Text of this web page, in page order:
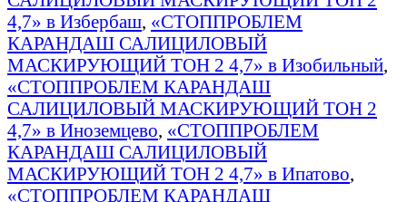
4,7» в Избербаш, «СТОППРОБЛЕМ
КАРАНДАШ САЛИЦИЛОВЫЙ
МАСКИРУЮЩИЙ ТОН 2 4,7» в Изобильный,
«СТОППРОБЛЕМ КАРАНДАШ
САЛИЦИЛОВЫЙ МАСКИРУЮЩИЙ ТОН 2
4,7» в Иноземцево, «СТОППРОБЛЕМ
КАРАНДАШ САЛИЦИЛОВЫЙ
МАСКИРУЮЩИЙ ТОН 2 4,7» в Ипатово,
«СТОППРОБЛЕМ КАРАНДАШ